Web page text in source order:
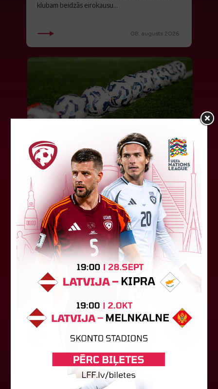
klubam beidzās eirokausu...
08. augusts 2026.
LFF DK 6. augusta lēmumi
LFF Disciplinārlietu komitejas sēdes protokols
Nr. DK 26/-38 Rīgā, 2026. gada 6. augustā.
Piedalās:Komitejas locekļi: Jevgenija
Tverjanoviča-Bore, Raivis Grīnbergs...
07. augusts 2026.
"Riga FC" iegūst handikapu, RFS
būs jāatspēlējas